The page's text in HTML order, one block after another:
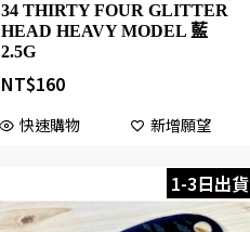
34 THIRTY FOUR GLITTER
HEAD HEAVY MODEL 藍
2.5G
NT$160
快速購物 新增願望
1-3日出貨